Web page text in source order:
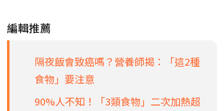
編輯推薦
隔夜飯會致癌嗎？營養師揭：「這2種
食物」要注意
90%人不知！「3類食物」二次加熱超